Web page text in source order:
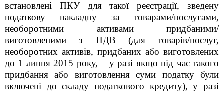
встановлені ПКУ для такої реєстрації, зведену
податкову накладну за товарами/послугами,
необоротними активами придбаними/
виготовленими з ПДВ (для товарів/послуг,
необоротних активів, придбаних або виготовлених
до 1 липня 2015 року, – у разі якщо під час такого
придбання або виготовлення суми податку були
включені до складу податкового кредиту), у разі